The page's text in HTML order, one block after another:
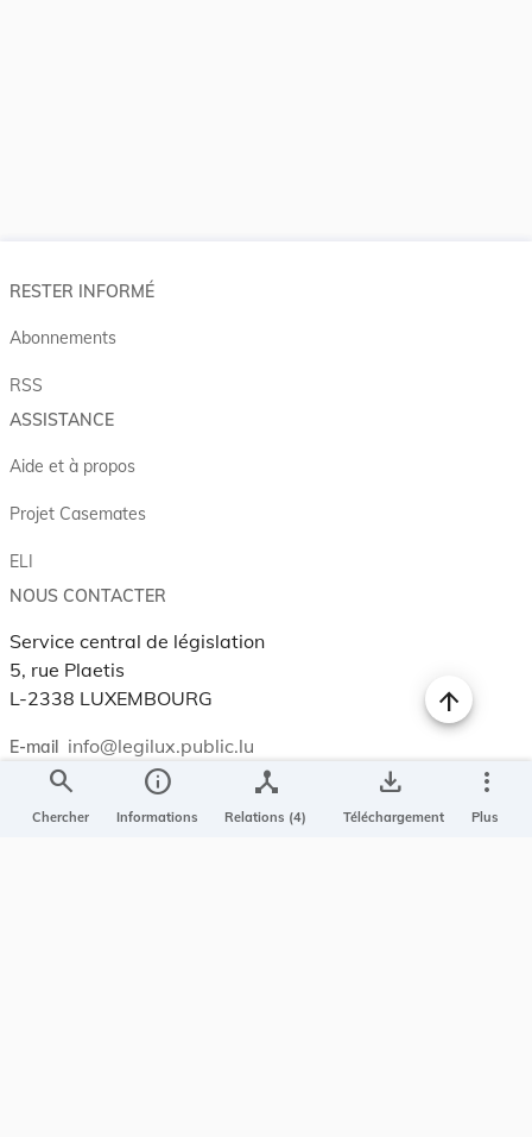
search
Chercher
info
Informations
device_hub
Relations (4)
save_alt
Téléchargement
more_vert
Plus
RESTER INFORMÉ
Abonnements
RSS
ASSISTANCE
Aide et à propos
Projet Casemates
ELI
NOUS CONTACTER
Service central de législation
5, rue Plaetis
L-2338 LUXEMBOURG
E-mail info@legilux.public.lu
My LegiBox , votre espace personnel.